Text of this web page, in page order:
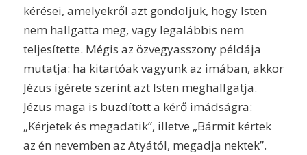
kérései, amelyekről azt gondoljuk, hogy Isten
nem hallgatta meg, vagy legalábbis nem
teljesítette. Mégis az özvegyasszony példája
mutatja: ha kitartóak vagyunk az imában, akkor
Jézus ígérete szerint azt Isten meghallgatja.
Jézus maga is buzdított a kérő imádságra:
„Kérjetek és megadatik”, illetve „Bármit kértek
az én nevemben az Atyától, megadja nektek”.